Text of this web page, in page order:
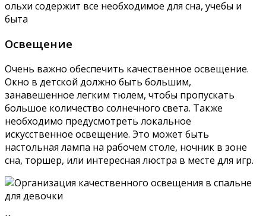
ольхи содержит все необходимое для сна, учебы и
быта
Освещение
Очень важно обеспечить качественное освещение.
Окно в детской должно быть большим,
занавешенное легким тюлем, чтобы пропускать
большое количество солнечного света. Также
необходимо предусмотреть локальное
искусственное освещение. Это может быть
настольная лампа на рабочем столе, ночник в зоне
сна, торшер, или интересная люстра в месте для игр.